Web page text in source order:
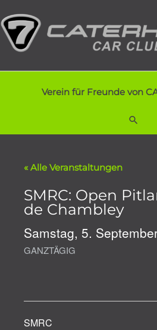
Inhalt
springen
Verein für Freunde von
« Alle Veranstaltungen
SMRC: Open
de Chambley
Samstag, 5.
GANZTÄGIG
SMRC